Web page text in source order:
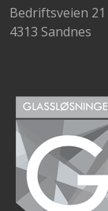
Bedriftsveien 21
4313 Sandnes